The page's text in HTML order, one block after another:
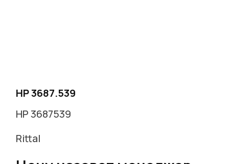
HP 3687.539
HP 3687539
Rittal